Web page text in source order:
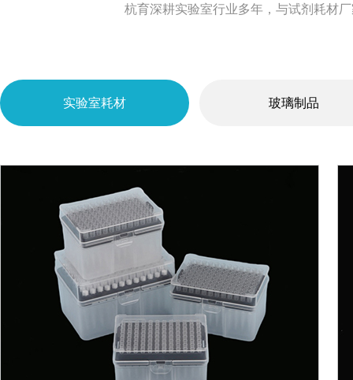
杭育深耕实验室行业多年，与试剂耗材
带滤芯吸头
实验室耗材 玻璃制品